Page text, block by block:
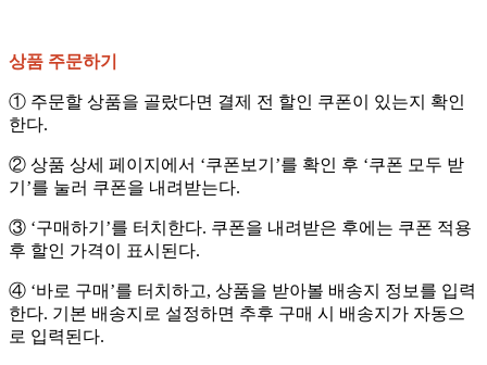
상품 주문하기
① 주문할 상품을 골랐다면 결제 전 할인 쿠폰이 있는지 확인
한다.
② 상품 상세 페이지에서 ‘쿠폰보기’를 확인 후 ‘쿠폰 모두 받
기’를 눌러 쿠폰을 내려받는다.
③ ‘구매하기’를 터치한다. 쿠폰을 내려받은 후에는 쿠폰 적용
후 할인 가격이 표시된다.
④ ‘바로 구매’를 터치하고, 상품을 받아볼 배송지 정보를 입력
한다. 기본 배송지로 설정하면 추후 구매 시 배송지가 자동으
로 입력된다.